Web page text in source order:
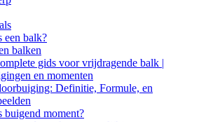
een balk?
balken
gids voor vrijdragende balk |
en momenten
Definitie, Formule, en
buigend moment?